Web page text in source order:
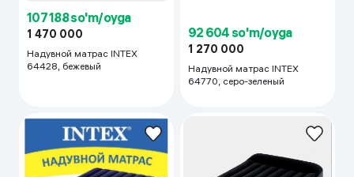
107 188 so'm/oyga
1 470 000
Надувной матрас INTEX
64428, бежевый
92 604 so'm/oyga
1 270 000
Надувной матрас INTEX
64770, серо-зеленый